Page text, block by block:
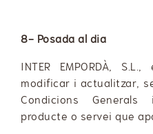
8- Posada al dia
INTER EMPORDÀ,
modificar i actualitzar,
Condicions
producte o servei que